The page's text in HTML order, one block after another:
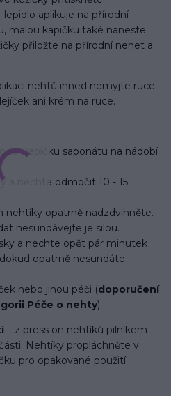
aplikuje na přírodní
malou kapičku také naneste
přiložte na přírodní nehet a
nehtů ihned nemyjte ruce
ani krém na ruce.
kapičku saponátu na nádobí
a nechte odmočit 10 - 15
nehtíky opatrně nadzdvihněte.
nesundávejte je silou.
a nechte opět pár minutek
opatrně nesundáte
nebo jinou péči (doporučení
Péče o nehty).
– z press on nehtíků pilníkem
Nehtíky propláchněte v
pro opakované použití.